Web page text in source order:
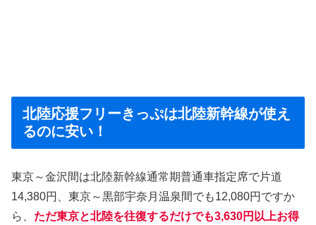
北陸応援フリーきっぷは北陸新幹線が使え
るのに安い！
東京～金沢間は北陸新幹線通常期普通車指定席で片道
14,380円、東京～黒部宇奈月温泉間でも12,080円ですか
ら、 ただ東京と北陸を往復するだけでも3,630円以上お得